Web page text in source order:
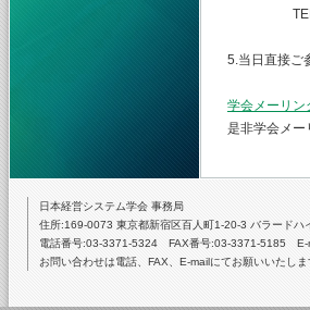
5.当日直接ご
学会メーリン
是非学会メー
日本経営システム学会 事務局
住所:169-0073 東京都新宿区百人町1-20-3 バラードハ
電話番号:03-3371-5324 FAX番号:03-3371-5185 E-
お問い合わせは電話、FAX、E-mailにてお願いいたしま